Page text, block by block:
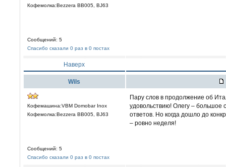
Кофемолка:Bezzera BB005, BJ63
Сообщений: 5
Спасибо сказали 0 раз в 0 постах
Наверх
Wils
Кофемашина:VBM Domobar Inox
Кофемолка:Bezzera BB005, BJ63
Сообщений: 5
Спасибо сказали 0 раз в 0 постах
Пару слов в продолжение об
удовольствию! Олегу – большое
ответов. Но когда дошло до
– ровно неделя!